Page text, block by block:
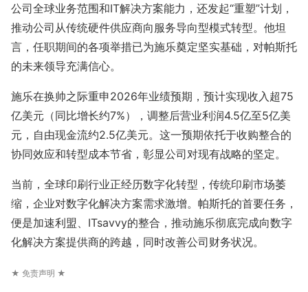
公司全球业务范围和IT解决方案能力，还发起“重塑”计划，
推动公司从传统硬件供应商向服务导向型模式转型。他坦
言，任职期间的各项举措已为施乐奠定坚实基础，对帕斯托
的未来领导充满信心。
施乐在换帅之际重申2026年业绩预期，预计实现收入超75
亿美元（同比增长约7%），调整后营业利润4.5亿至5亿美
元，自由现金流约2.5亿美元。这一预期依托于收购整合的
协同效应和转型成本节省，彰显公司对现有战略的坚定。
当前，全球印刷行业正经历数字化转型，传统印刷市场萎
缩，企业对数字化解决方案需求激增。帕斯托的首要任务，
便是加速利盟、ITsavvy的整合，推动施乐彻底完成向数字
化解决方案提供商的跨越，同时改善公司财务状况。
★ 免责声明 ★